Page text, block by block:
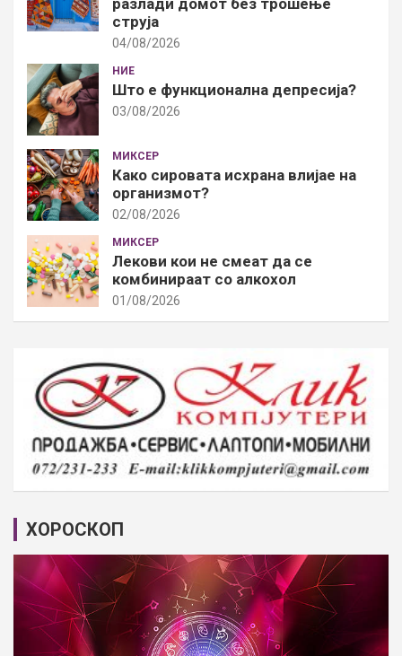
струја
04/08/2026
НИЕ
Што е функционална депресија?
03/08/2026
МИКСЕР
Како сировата исхрана влијае на
организмот?
02/08/2026
МИКСЕР
Лекови кои не смеат да се
комбинираат со алкохол
01/08/2026
ХОРОСКОП